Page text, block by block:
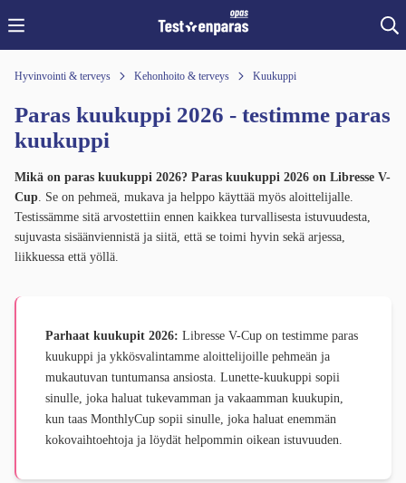
Hyvinvointi & terveys Kehonhoito & terveys Kuukuppi
Paras kuukuppi 2026 - testimme paras
kuukuppi
Mikä on paras kuukuppi 2026? Paras kuukuppi 2026 on Libresse V-
Cup. Se on pehmeä, mukava ja helppo käyttää myös aloittelijalle.
Testissämme sitä arvostettiin ennen kaikkea turvallisesta istuvuudesta,
sujuvasta sisäänviennistä ja siitä, että se toimi hyvin sekä arjessa,
liikkuessa että yöllä.
Parhaat kuukupit 2026: Libresse V-Cup on testimme paras
kuukuppi ja ykkösvalintamme aloittelijoille pehmeän ja
mukautuvan tuntumansa ansiosta. Lunette-kuukuppi sopii
sinulle, joka haluat tukevamman ja vakaamman kuukupin,
kun taas MonthlyCup sopii sinulle, joka haluat enemmän
kokovaihtoehtoja ja löydät helpommin oikean istuvuuden.